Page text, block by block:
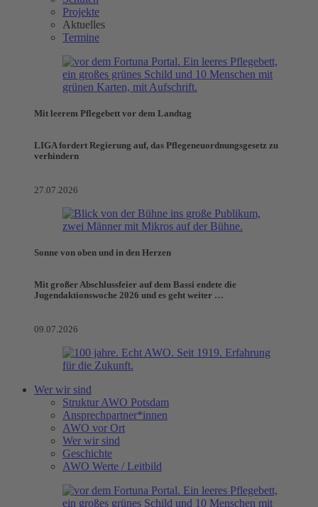
Projekte
Aktuelles
Termine
Mit leerem Pflegebett vor dem Landtag
LIGA fordert Regierung auf, das Pflegeneuordnungsgesetz zu
verhindern
27.07.2026
Sonne von oben und in den Herzen
Mit großer Abschlussfeier auf dem Bassi endete die
Jugendaktionswoche 2026 und es geht weiter …
09.07.2026
Wer wir sind
Struktur AWO Potsdam
Ansprechpartner*innen
AWO vor Ort
Wer wir sind
Geschichte
AWO Werte / Leitbild